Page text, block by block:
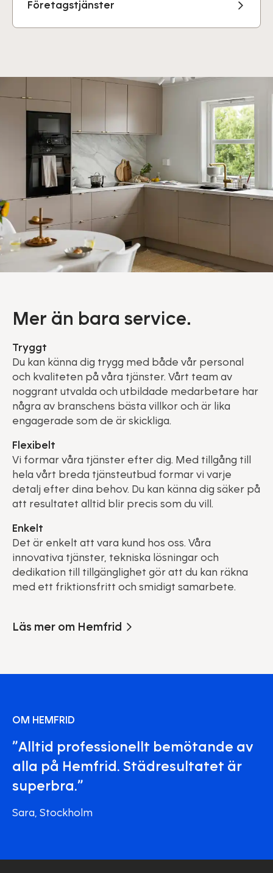
Företagstjänster
Mer än bara service.
Tryggt
Du kan känna dig trygg med både vår personal
och kvaliteten på våra tjänster. Vårt team av
noggrant utvalda och utbildade medarbetare har
några av branschens bästa villkor och är lika
engagerade som de är skickliga.
Flexibelt
Vi formar våra tjänster efter dig. Med tillgång till
hela vårt breda tjänsteutbud formar vi varje
detalj efter dina behov. Du kan känna dig säker på
att resultatet alltid blir precis som du vill.
Enkelt
Det är enkelt att vara kund hos oss. Våra
innovativa tjänster, tekniska lösningar och
dedikation till tillgänglighet gör att du kan räkna
med ett friktionsfritt och smidigt samarbete.
Läs mer om Hemfrid
OM HEMFRID
”Alltid professionellt bemötande av
alla på Hemfrid. Städresultatet är
superbra.”
Sara, Stockholm